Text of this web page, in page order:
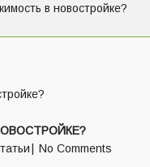
в новостройке?
No Comments